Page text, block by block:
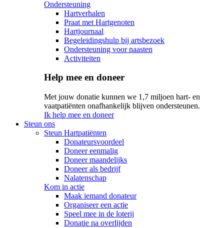
Ondersteuning
Hartverhalen
Praat met Hartgenoten
Hartjournaal
Begeleidingshulp bij artsbezoek
Ondersteuning voor naasten
Activiteiten
Help mee en doneer
Met jouw donatie kunnen we 1,7 miljoen hart- en
vaatpatiënten onafhankelijk blijven ondersteunen.
Ik help mee en doneer
Steun ons
Steun Hartpatiënten
Donateursvoordeel
Doneer eenmalig
Doneer maandelijks
Doneer als bedrijf
Nalatenschap
Kom in actie
Maak iemand donateur
Organiseer een actie
Speel mee in de loterij
Donatie na overlijden